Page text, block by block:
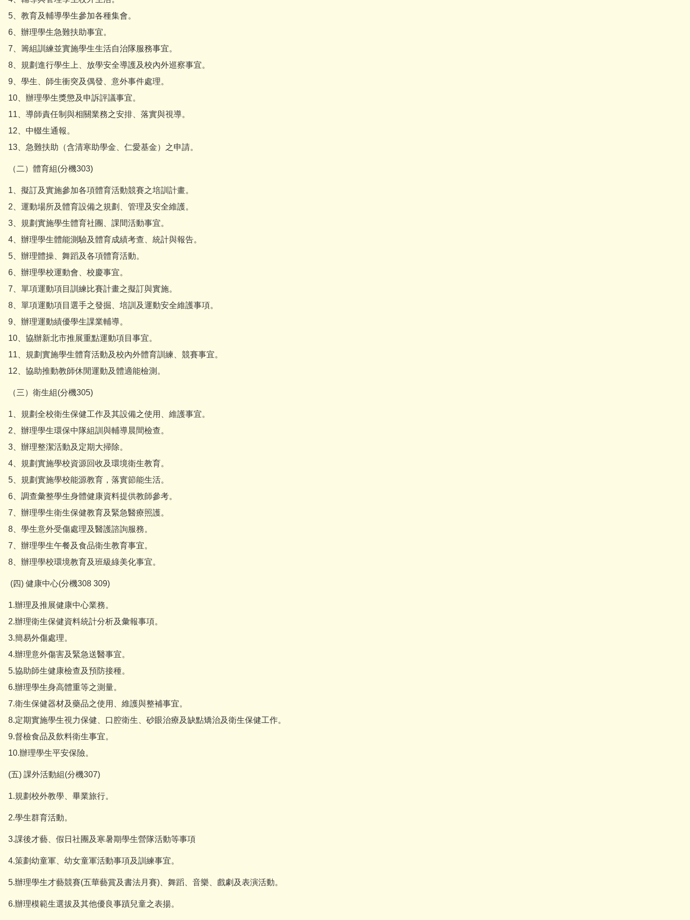
5、教育及輔導學生參加各種集會。
6、辦理學生急難扶助事宜。
7、籌組訓練並實施學生生活自治隊服務事宜。
8、規劃進行學生上、放學安全導護及校內外巡察事宜。
9、學生、師生衝突及偶發、意外事件處理。
10、辦理學生獎懲及申訴評議事宜。
11、導師責任制與相關業務之安排、落實與視導。
12、中輟生通報。
13、急難扶助（含清寒助學金、仁愛基金）之申請。
（二）體育組(分機303)
1、擬訂及實施參加各項體育活動競賽之培訓計畫。
2、運動場所及體育設備之規劃、管理及安全維護。
3、規劃實施學生體育社團、課間活動事宜。
4、辦理學生體能測驗及體育成績考查、統計與報告。
5、辦理體操、舞蹈及各項體育活動。
6、辦理學校運動會、校慶事宜。
7、單項運動項目訓練比賽計畫之擬訂與實施。
8、單項運動項目選手之發掘、培訓及運動安全維護事項。
9、辦理運動績優學生課業輔導。
10、協辦新北市推展重點運動項目事宜。
11、規劃實施學生體育活動及校內外體育訓練、競賽事宜。
12、協助推動教師休閒運動及體適能檢測。
（三）衛生組(分機305)
1、規劃全校衛生保健工作及其設備之使用、維護事宜。
2、辦理學生環保中隊組訓與輔導晨間檢查。
3、辦理整潔活動及定期大掃除。
4、規劃實施學校資源回收及環境衛生教育。
5、規劃實施學校能源教育，落實節能生活。
6、調查彙整學生身體健康資料提供教師參考。
7、辦理學生衛生保健教育及緊急醫療照護。
8、學生意外受傷處理及醫護諮詢服務。
7、辦理學生午餐及食品衛生教育事宜。
8、辦理學校環境教育及班級綠美化事宜。
(四) 健康中心(分機308 309)
1.辦理及推展健康中心業務。
2.辦理衛生保健資料統計分析及彙報事項。
3.簡易外傷處理。
4.辦理意外傷害及緊急送醫事宜。
5.協助師生健康檢查及預防接種。
6.辦理學生身高體重等之測量。
7.衛生保健器材及藥品之使用、維護與整補事宜。
8.定期實施學生視力保健、口腔衛生、砂眼治療及缺點矯治及衛生保健工作。
9.督檢食品及飲料衛生事宜。
10.辦理學生平安保險。
(五) 課外活動組(分機307)
1.規劃校外教學、畢業旅行。
2.學生群育活動。
3.課後才藝、假日社團及寒暑期學生營隊活動等事項
4.策劃幼童軍、幼女童軍活動事項及訓練事宜。
5.辦理學生才藝競賽(五華藝賞及書法月賽)、舞蹈、音樂、戲劇及表演活動。
6.辦理模範生選拔及其他優良事蹟兒童之表揚。